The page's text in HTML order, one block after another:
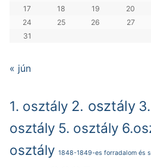
17
18 19 20
24
25 26 27
31
« jún
1. osztály 2. osztály
osztály 5. osztály
osztály 1848-1849-es forradalom és